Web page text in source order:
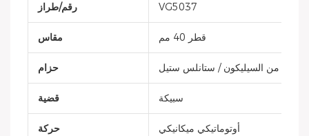
رقم/طراز VG5037
مقاس قطر 40 مم
حزام سوار من السيليكون / ستانلس ستيل
قضية سبيكة
حركة أوتوماتيكي ميكانيكي